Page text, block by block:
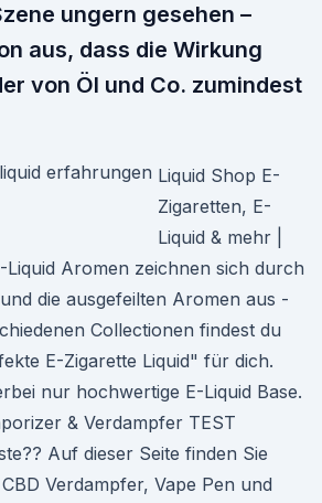
ungern gesehen –
aus, dass die Wirkung
von Öl und Co. zumindest
Liquid Shop E-
Zigaretten, E-
Liquid & mehr |
Liquid Aromen zeichnen sich durch
die ausgefeilten Aromen aus -
Collectionen findest du
E-Zigarette Liquid" für dich.
nur hochwertige E-Liquid Base.
& Verdampfer TEST
Auf dieser Seite finden Sie
Verdampfer, Vape Pen und